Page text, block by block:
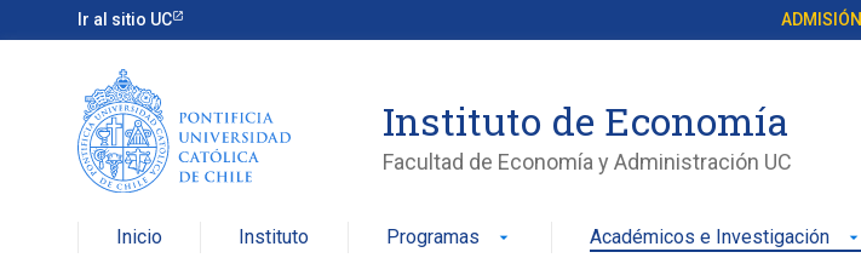
Ir al sitio UC ADMISIÓN
Instituto de Economía
Facultad de Economía y Administración UC
Inicio Instituto Programas arrow_drop_down Académicos e Investigación arrow_drop_down